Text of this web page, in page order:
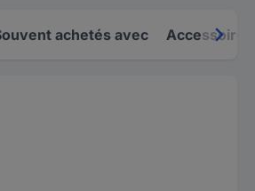
achetés avec Accessoires